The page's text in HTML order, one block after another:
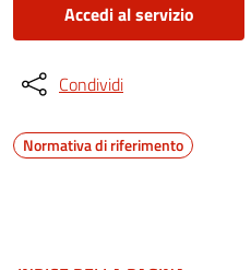
Accedi al servizio
Condividi
Normativa di riferimento